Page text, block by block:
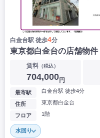
白金台駅 徒歩4分
東京都白金台の店舗物件
賃料（税込）
704,000円
最寄駅 白金台駅 徒歩4分
住所 東京都白金台
フロア 1階
水回り